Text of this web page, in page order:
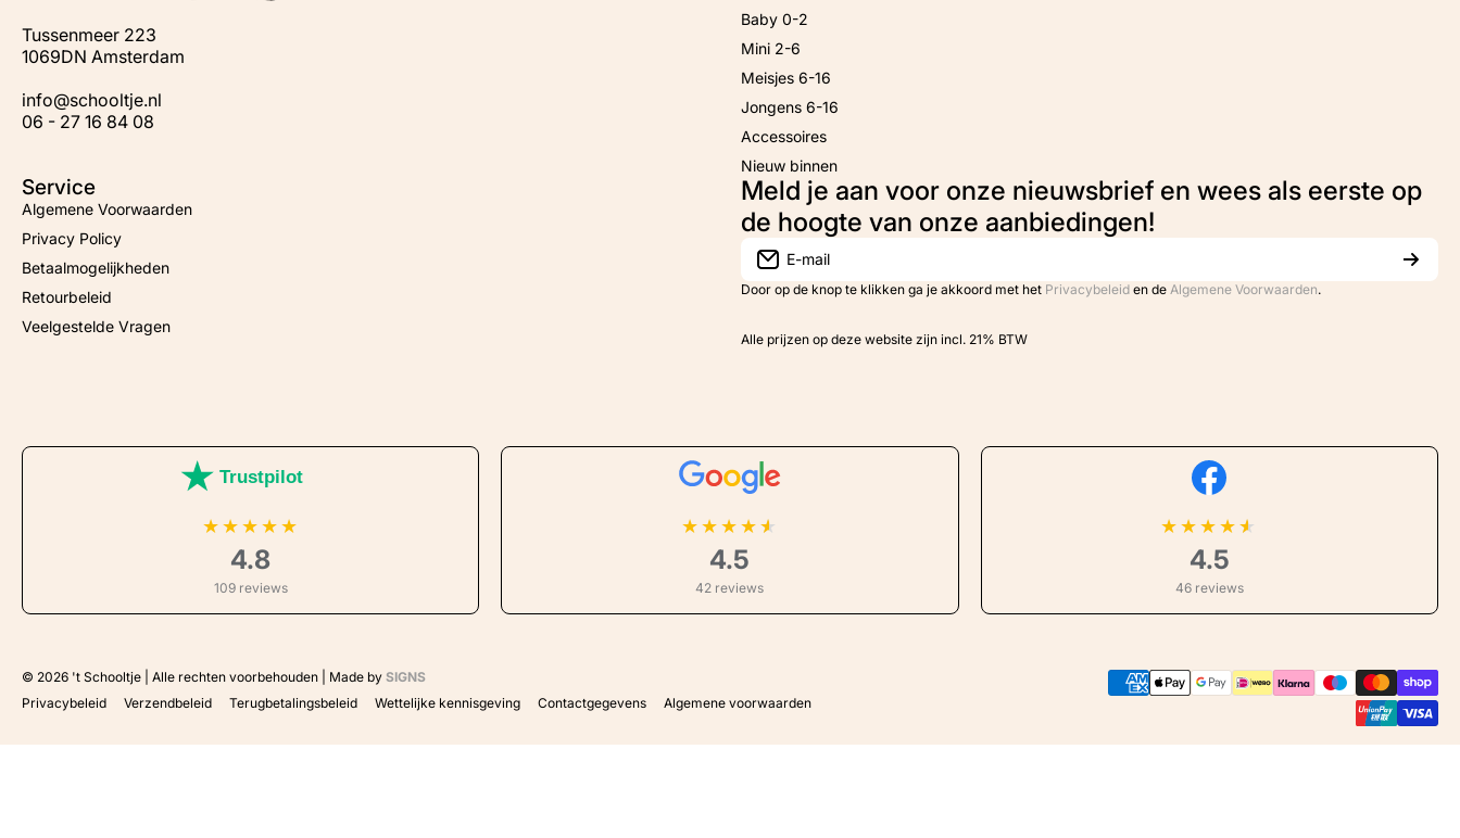
Tussenmeer 223
1069DN Amsterdam
info@schooltje.nl
06 - 27 16 84 08
Baby 0-2
Mini 2-6
Meisjes 6-16
Jongens 6-16
Accessoires
Nieuw binnen
Service
Algemene Voorwaarden
Privacy Policy
Betaalmogelijkheden
Retourbeleid
Veelgestelde Vragen
Meld je aan voor onze nieuwsbrief en wees als eerste op
de hoogte van onze aanbiedingen!
E-mail
Door op de knop te klikken ga je akkoord met het Privacybeleid en de Algemene Voorwaarden.
Alle prijzen op deze website zijn incl. 21% BTW
Trustpilot
★★★★★
4.8
109 reviews
★★★★
4.5
42 reviews
★★★★
4.5
46 reviews
© 2026 't Schooltje | Alle rechten voorbehouden | Made by SIGNS
Privacybeleid
Verzendbeleid Terugbetalingsbeleid Wettelijke kennisgeving Contactgegevens Algemene voorwaarden
Betaalmethoden